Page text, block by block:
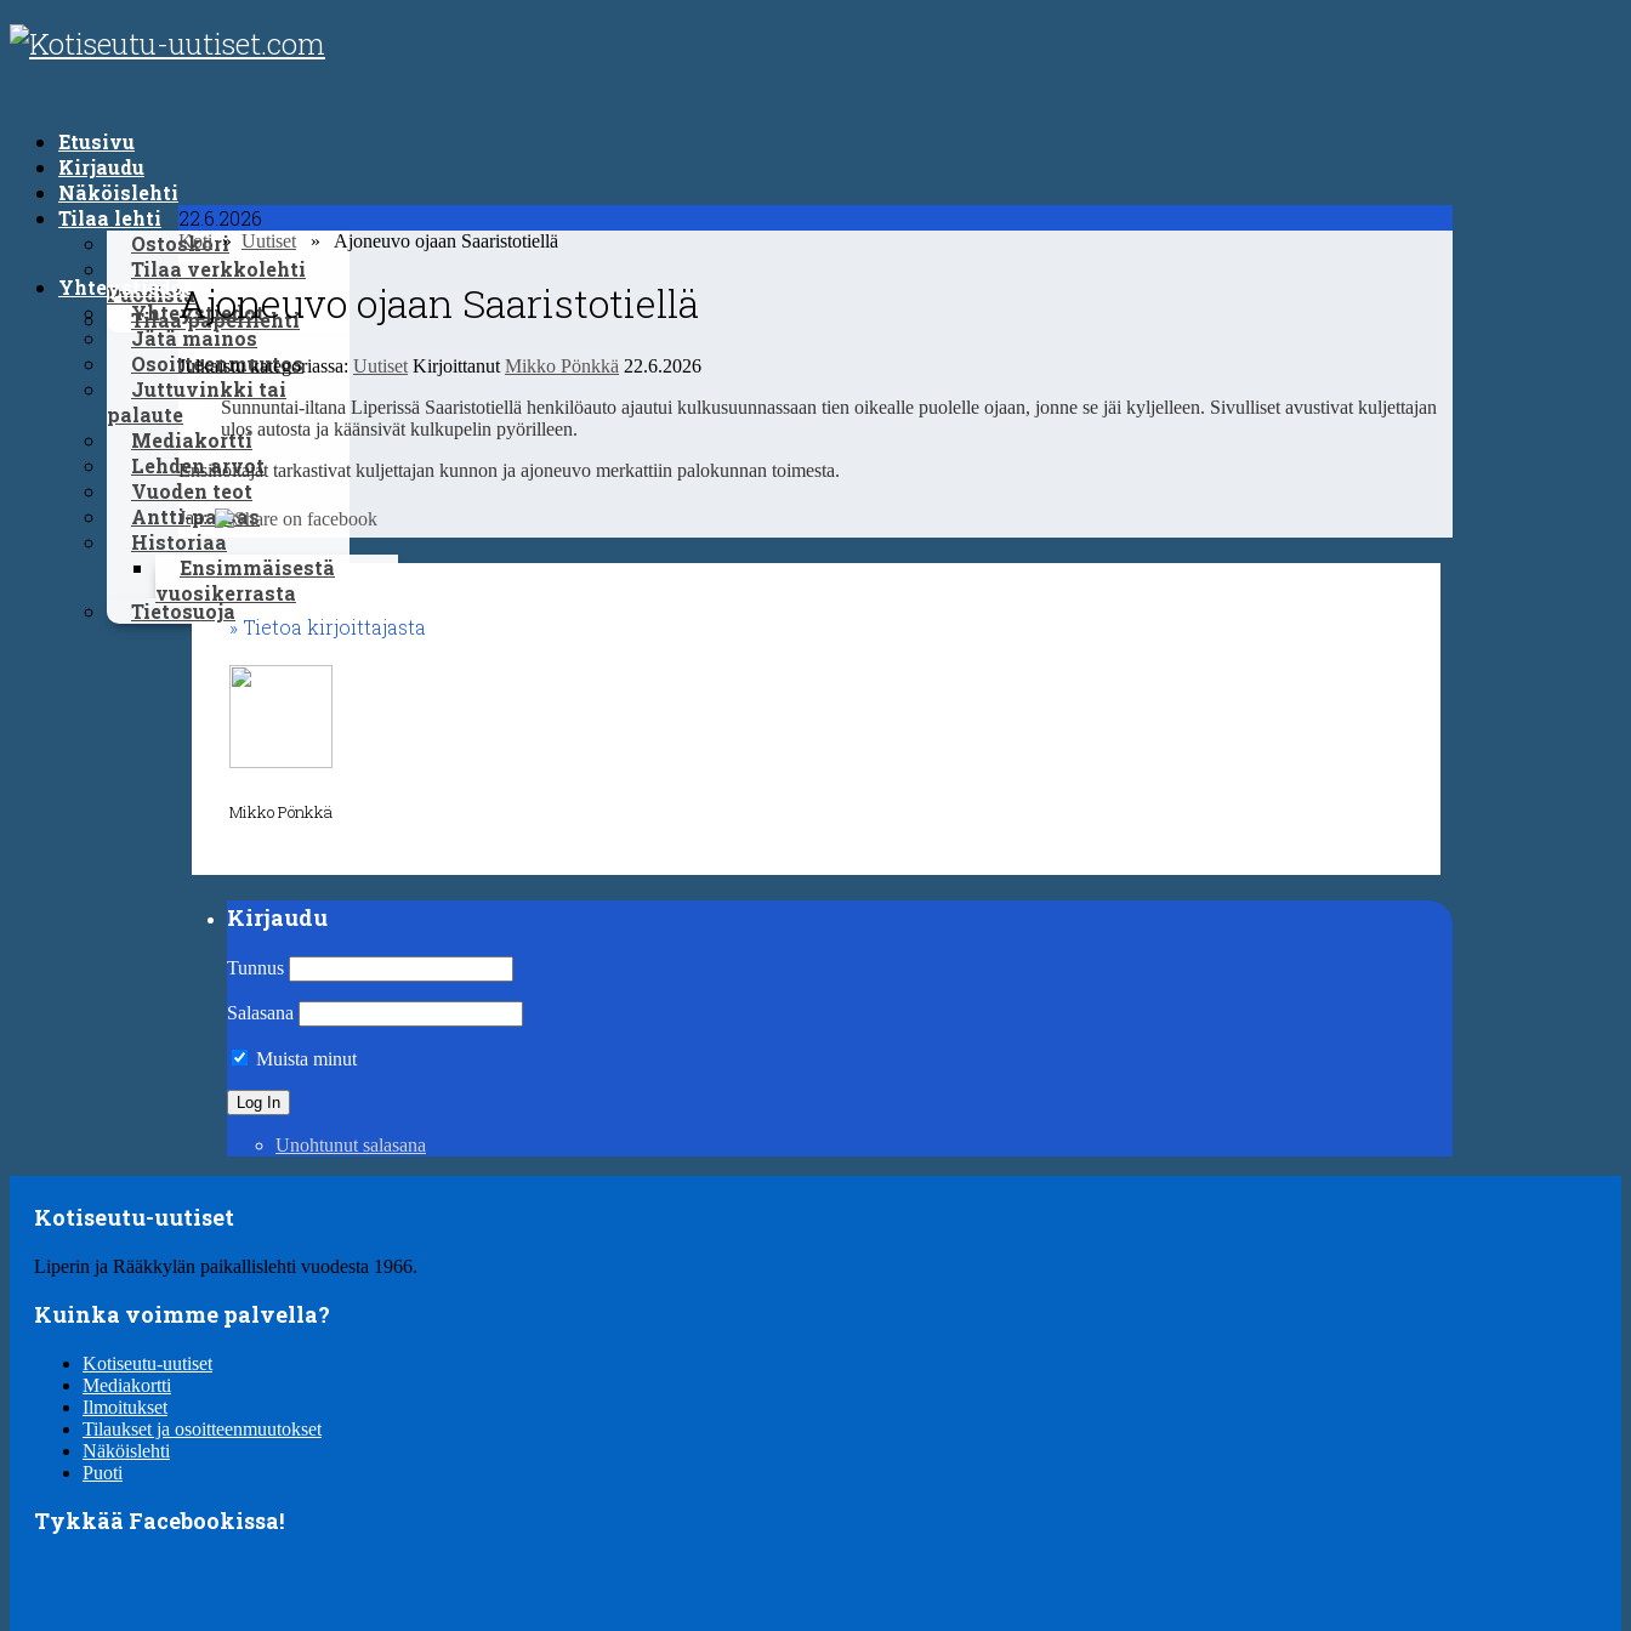
Etusivu
Kirjaudu
Näköislehti
Tilaa lehti
Ostoskori
Tilaa verkkolehti
Puodista
Tilaa paperilehti
Yhteystiedot
Yhteystiedot
Jätä mainos
Osoitteenmuutos
Juttuvinkki tai
palaute
Mediakortti
Lehden arvot
Vuoden teot
Antti-patsas
Historiaa
Ensimmäisestä
vuosikerrasta
Tietosuoja
22.6.2026
Koti» Uutiset » Ajoneuvo ojaan Saaristotiellä
Ajoneuvo ojaan Saaristotiellä
Julkaistu kategoriassa: Uutiset Kirjoittanut Mikko Pönkkä 22.6.2026
Sunnuntai-iltana Liperissä Saaristotiellä henkilöauto ajautui kulkusuunnassaan tien oikealle puolelle ojaan, jonne se jäi kyljelleen. Sivulliset avustivat kuljettajan
ulos autosta ja käänsivät kulkupelin pyörilleen.
Ensihoitajat tarkastivat kuljettajan kunnon ja ajoneuvo merkattiin palokunnan toimesta.
Jaa:
Tietoa kirjoittajasta
Mikko Pönkkä
Kirjaudu
Tunnus
Salasana
Muista minut
Unohtunut salasana
Kotiseutu-uutiset
Liperin ja Rääkkylän paikallislehti vuodesta 1966.
Kuinka voimme palvella?
Kotiseutu-uutiset
Mediakortti
Ilmoitukset
Tilaukset ja osoitteenmuutokset
Näköislehti
Puoti
Tykkää Facebookissa!